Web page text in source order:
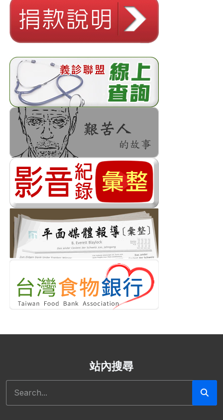
站內搜尋